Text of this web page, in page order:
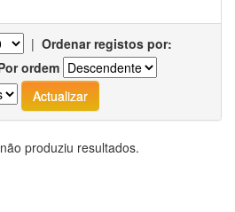
| Ordenar registos por:
ordem
produziu resultados.